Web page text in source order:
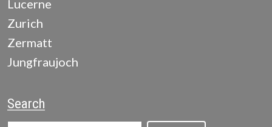
Lucerne
Zurich
Zermatt
Jungfraujoch
Search